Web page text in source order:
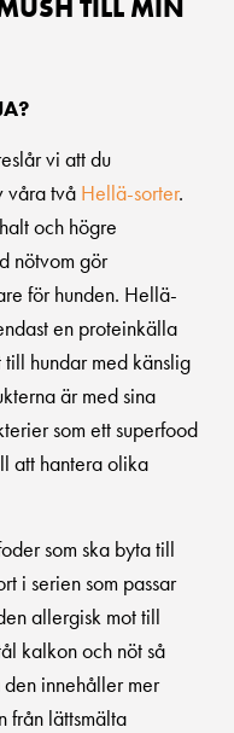
TILL MIN
vi att du
våra två Hellä-sorter.
och högre
nötvom gör
för hunden. Hellä-
en proteinkälla
hundar med känslig
är med sina
som ett superfood
att hantera olika
som ska byta till
i serien som passar
allergisk mot till
kalkon och nöt så
innehåller mer
från lättsmälta